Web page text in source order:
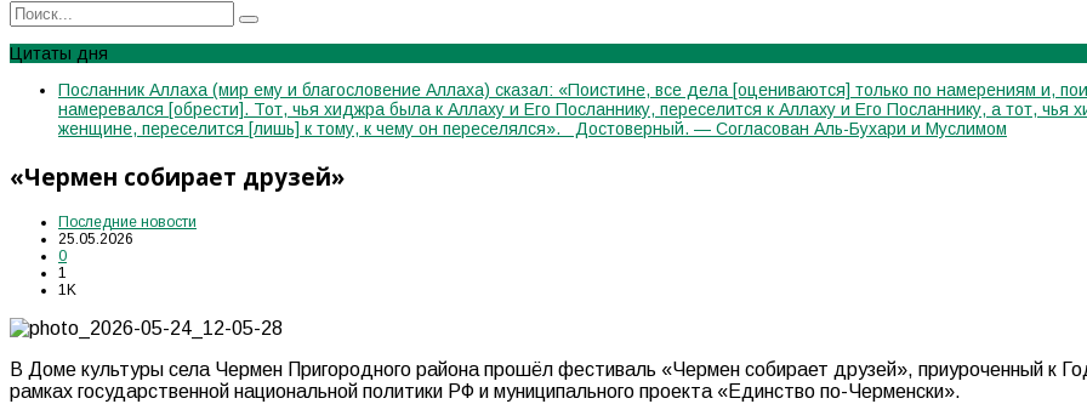
Цитаты дня
Посланник Аллаха (мир ему и благословение Аллаха) сказал: «Поистине, все дела [оцениваются] только по намерениям и,
намеревался [обрести]. Тот, чья хиджра была к Аллаху и Его Посланнику, переселится к Аллаху и Его Посланнику, а тот,
женщине, переселится [лишь] к тому, к чему он переселялся». Достоверный. — Согласован Аль-Бухари и Муслимом
«Чермен собирает друзей»
Последние новости
25.05.2026
0
1
1K
В Доме культуры села Чермен Пригородного района прошёл фестиваль «Чермен собирает друзей», приуроченный к
рамках государственной национальной политики РФ и муниципального проекта «Единство по-Черменски».